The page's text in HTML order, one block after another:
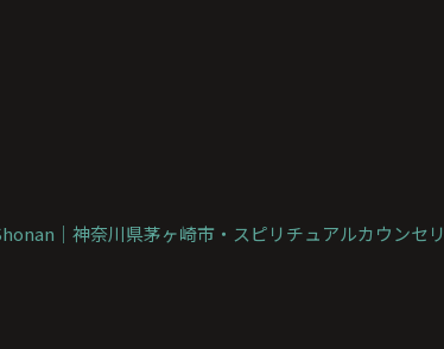
｜神奈川県茅ヶ崎市・スピリチュアルカウンセリ